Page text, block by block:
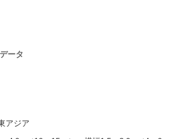
ータ
アジア